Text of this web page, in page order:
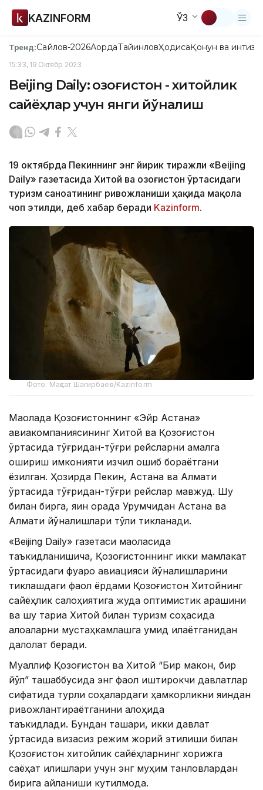
KAZINFORM ЎЗ
Тренд:Сайлов-2026АқордаТайинловҲодисаҚонун ва
15:33, 19 Октябр 2023
Beijing Daily: Қозоғистон - хитойлик
сайёҳлар учун янги йўналиш
19 октябрда Пекиннинг энг йирик тиражли «Beijing
Daily» газетасида Хитой ва Қозоғистон ўртасидаги
туризм саноатининг ривожланиши ҳақида мақола
чоп этилди, деб хабар беради Kazinform.
Фото: Мақсат Шағирбаев/Kazinform
Мақолада Қозоғистоннинг «Эйр Астана»
авиакомпаниясининг Хитой ва Қозоғистон
ўртасида тўғридан-тўғри рейсларни амалга
ошириш имконияти изчил ошиб бораётгани
ёзилган. Ҳозирда Пекин, Астана ва Алмати
ўртасида тўғридан-тўғри рейслар мавжуд. Шу
билан бирга, яқин орада Урумчидан Астана ва
Алмати йўналишлари тўлиқ тикланади.
«Beijing Daily» газетаси мақоласида
таъкидланишича, Қозоғистоннинг икки мамлакат
ўртасидаги фуқаро авиацияси йўналишларини
тиклашдаги фаол ёрдами Қозоғистон Хитойнинг
сайёҳлик салоҳиятига жуда оптимистик қарашини
ва шу тариқа Хитой билан туризм соҳасида
алоқаларни мустаҳкамлашга умид қилаётганидан
далолат беради.
Муаллиф Қозоғистон ва Хитой “Бир макон, бир
йўл” ташаббусида энг фаол иштирокчи давлатлар
сифатида турли соҳалардаги ҳамкорликни яқиндан
ривожлантираётганини алоҳида
таъкидлади. Бундан ташқари, икки давлат
ўртасида визасиз режим жорий этилиши билан
Қозоғистон хитойлик сайёҳларнинг хорижга
саёҳат қилишлари учун энг муҳим танловлардан
бирига айланиши кутилмоқда.